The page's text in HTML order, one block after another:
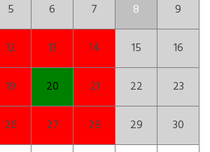
5 6 7 8 9
12 13 14 15 16
19 20 21 22 23
26 27 28 29 30